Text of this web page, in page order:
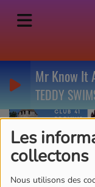
Les
collectons
Nous utilisons des
Mr Know It
TEDDY
Nico